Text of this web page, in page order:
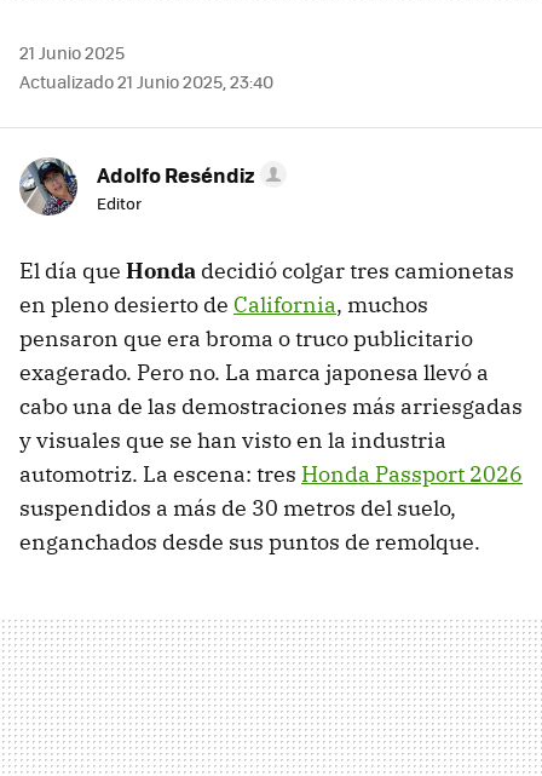
21 Junio 2025
Actualizado 21 Junio 2025, 23:40
Adolfo Reséndiz
Editor
El día que Honda decidió colgar tres camionetas
en pleno desierto de California, muchos
pensaron que era broma o truco publicitario
exagerado. Pero no. La marca japonesa llevó a
cabo una de las demostraciones más arriesgadas
y visuales que se han visto en la industria
automotriz. La escena: tres Honda Passport 2026
suspendidos a más de 30 metros del suelo,
enganchados desde sus puntos de remolque.